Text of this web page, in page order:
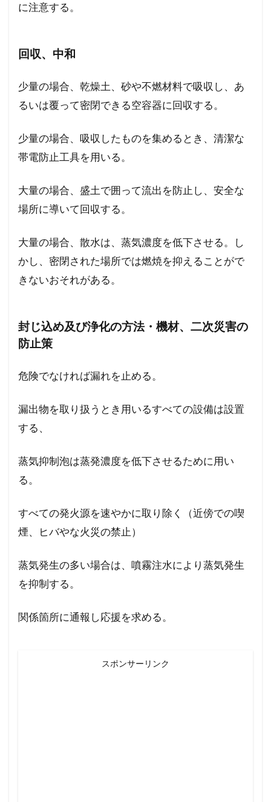
に注意する。
回収、中和
少量の場合、乾燥土、砂や不燃材料で吸収し、あ
るいは覆って密閉できる空容器に回収する。
少量の場合、吸収したものを集めるとき、清潔な
帯電防止工具を用いる。
大量の場合、盛土で囲って流出を防止し、安全な
場所に導いて回収する。
大量の場合、散水は、蒸気濃度を低下させる。し
かし、密閉された場所では燃焼を抑えることがで
きないおそれがある。
封じ込め及び浄化の方法・機材、二次災害の
防止策
危険でなければ漏れを止める。
漏出物を取り扱うとき用いるすべての設備は設置
する、
蒸気抑制泡は蒸発濃度を低下させるために用い
る。
すべての発火源を速やかに取り除く（近傍での喫
煙、ヒバやな火災の禁止）
蒸気発生の多い場合は、噴霧注水により蒸気発生
を抑制する。
関係箇所に通報し応援を求める。
スポンサーリンク